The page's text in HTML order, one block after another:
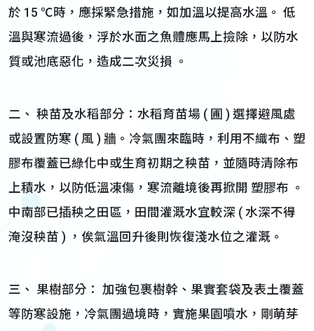
於 15 ℃時，應採緊急措施，如加溫以提高水溫。 低
溫與寒流過後，浮於水面之魚體應馬上撿除，以防水
質或池底惡化，造成二次災損 。
二、 秧苗及水稻部分：水稻育苗場 ( 圃 ) 選擇避風處
或設置防寒 ( 風 ) 牆。冷氣團來臨時，利用不織布、塑
膠布覆蓋已綠化中或生育初期之秧苗，並隨時清除布
上積水，以防低溫凍傷，寒流離境後再掀開 塑膠布 。
中南部已插秧之田區，田間灌溉水宜較深 ( 水深不得
淹沒秧苗 ) ，俟氣溫回升後則恢復淺水位之灌溉。
三、 果樹部分： 加強包裹樹幹、果實套袋及表土覆蓋
等防寒設施，冷氣團過境時，實施果園噴水，剛萌芽